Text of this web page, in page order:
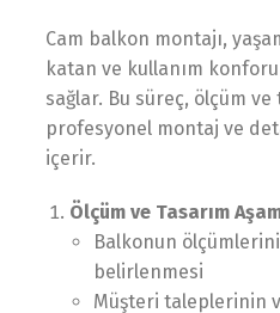
Cam balkon montajı,
katan ve kullanım
sağlar. Bu süreç, ölçüm
profesyonel montaj ve
içerir.
Ölçüm ve Tasarım
Balkonun
belirlenmesi
Müşteri taleplerinin